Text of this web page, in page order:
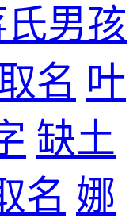
男孩
名 叶
缺土
名 娜